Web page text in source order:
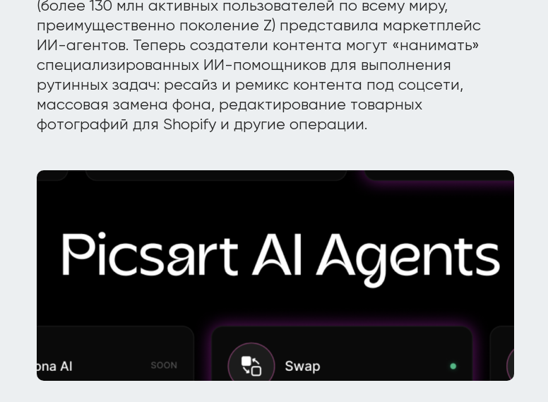
(более 130 млн активных пользователей по всему миру,
преимущественно поколение Z) представила маркетплейс
ИИ-агентов. Теперь создатели контента могут «нанимать»
специализированных ИИ-помощников для выполнения
рутинных задач: ресайз и ремикс контента под соцсети,
массовая замена фона, редактирование товарных
фотографий для Shopify и другие операции.